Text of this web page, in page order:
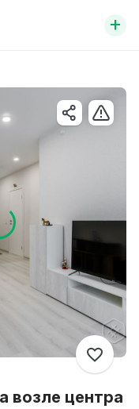
+
возле центра